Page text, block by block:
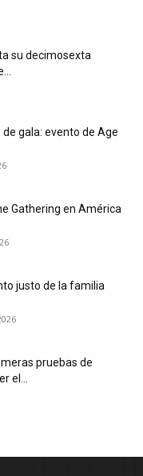
su decimosexta
de gala: evento de Age
Gathering en América
justo de la familia
pruebas de
el...